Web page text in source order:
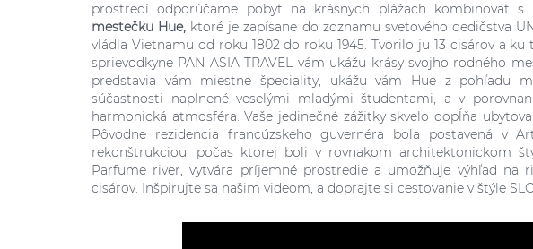
prostredí odporúčame pobyt na krásnych plážach kombinovat s
mestečku Hue, ktoré je zapísane do zoznamu svetového dedičstva
vládla Vietnamu od roku 1802 do roku 1945. Tvorilo ju 13 cisárov a
sprievodkyne PAN ASIA TRAVEL vám ukážu krásy svojho rodného
predstavia vám miestne špeciality, ukážu vám Hue z pohľadu
súčastnosti naplnené veselými mladými študentami, a v
harmonická atmosféra. Vaše jedinečné zážitky skvelo dopĺňa
Pôvodne rezidencia francúzskeho guvernéra bola postavená v
rekonštrukciou, počas ktorej boli v rovnakom architektonickom
Parfume river, vytvára príjemné prostredie a umožňuje výhľad na
cisárov. Inšpirujte sa našim videom, a doprajte si cestovanie v štýle